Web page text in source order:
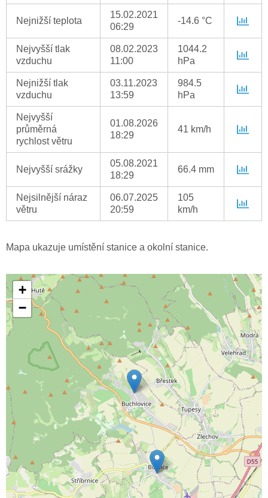
Nejnižší teplota
15.02.2021
06:29
-14.6 °C
Nejvyšší tlak
vzduchu
08.02.2023
11:00
1044.2
hPa
Nejnižší tlak
vzduchu
03.11.2023
13:59
984.5
hPa
Nejvyšší
průměrná
rychlost větru
01.08.2026
18:29
41 km/h
Nejvyšší srážky
05.08.2021
18:29
66.4 mm
Nejsilnější náraz
větru
06.07.2025
20:59
105
km/h
Mapa ukazuje umístění stanice a okolní stanice.
+
−